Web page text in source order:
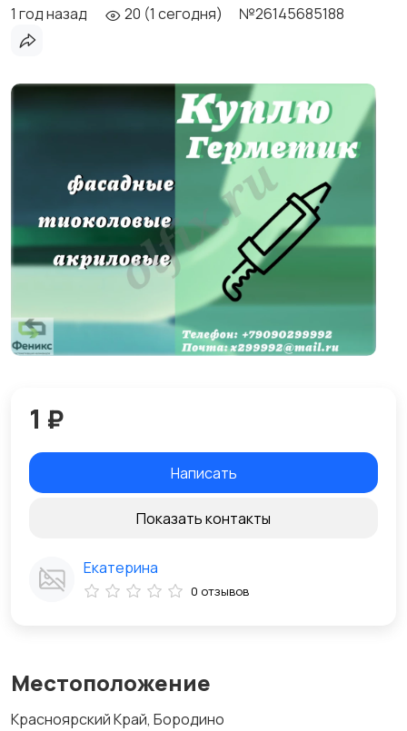
1 год назад 20 (1 сегодня) №26145685188
Местоположение
Красноярский Край, Бородино
1 ₽
Написать
Показать контакты
Екатерина
0 отзывов